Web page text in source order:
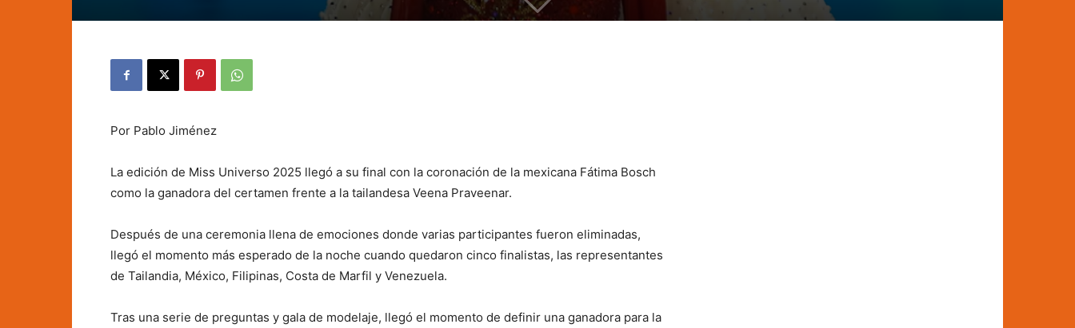
Por Pablo Jiménez
La edición de Miss Universo 2025 llegó a su final con la coronación de la mexicana Fátima Bosch
como la ganadora del certamen frente a la tailandesa Veena Praveenar.
Después de una ceremonia llena de emociones donde varias participantes fueron eliminadas,
llegó el momento más esperado de la noche cuando quedaron cinco finalistas, las representantes
de Tailandia, México, Filipinas, Costa de Marfil y Venezuela.
Tras una serie de preguntas y gala de modelaje, llegó el momento de definir una ganadora para la